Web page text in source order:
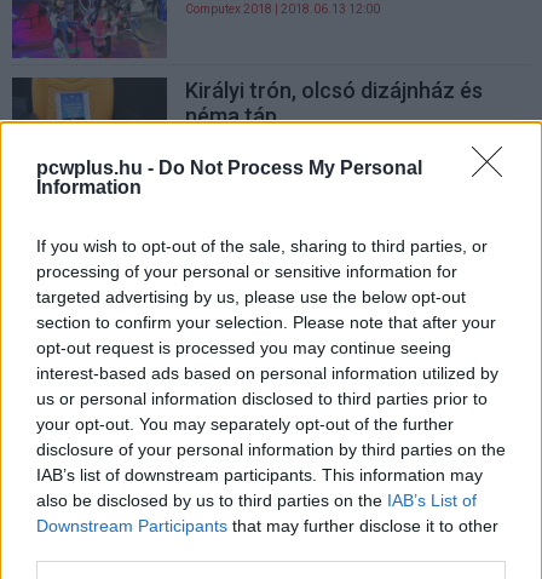
pcwplus.hu - Do Not Process My Personal
Information
If you wish to opt-out of the sale, sharing to third parties, or
processing of your personal or sensitive information for
targeted advertising by us, please use the below opt-out
section to confirm your selection. Please note that after your
opt-out request is processed you may continue seeing
interest-based ads based on personal information utilized by
us or personal information disclosed to third parties prior to
your opt-out. You may separately opt-out of the further
disclosure of your personal information by third parties on the
IAB’s list of downstream participants. This information may
also be disclosed by us to third parties on the IAB’s List of
Downstream Participants that may further disclose it to other
Computex 2018 | 2018.06.13 12:00
Királyi trón, olcsó dizájnház és
néma táp
Computex 2018| 2018.06.13 08:00
További Computex 2018 hírek